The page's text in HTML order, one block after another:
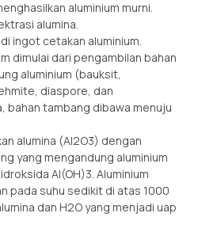
aluminium murni.
alumina.
ingot cetakan aluminium.
dimulai dari pengambilan bahan
aluminium (bauksit,
diaspore, dan
bahan tambang dibawa menuju
alumina (Al2O3) dengan
yang mengandung aluminium
Al(OH)3. Aluminium
pada suhu sedikit di atas 1000
dan H2O yang menjadi uap